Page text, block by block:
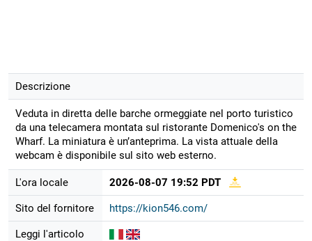
Descrizione
Veduta in diretta delle barche ormeggiate nel porto turistico
da una telecamera montata sul ristorante Domenico's on the
Wharf. La miniatura è un’anteprima. La vista attuale della
webcam è disponibile sul sito web esterno.
L'ora locale 2026-08-07 19:52 PDT
Sito del fornitore https://kion546.com/
Leggi l'articolo